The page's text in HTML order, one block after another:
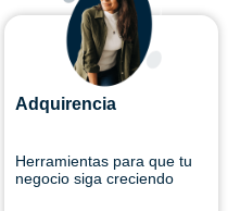
Adquirencia
Herramientas para que tu
negocio siga creciendo